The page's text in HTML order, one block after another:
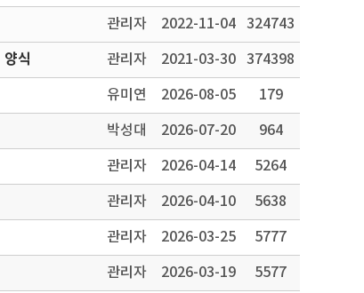
관리자 2022-11-04 324743
식 관리자 2021-03-30 374398
유미연 2026-08-05 179
박성대 2026-07-20 964
관리자 2026-04-14 5264
관리자 2026-04-10 5638
관리자 2026-03-25 5777
관리자 2026-03-19 5577